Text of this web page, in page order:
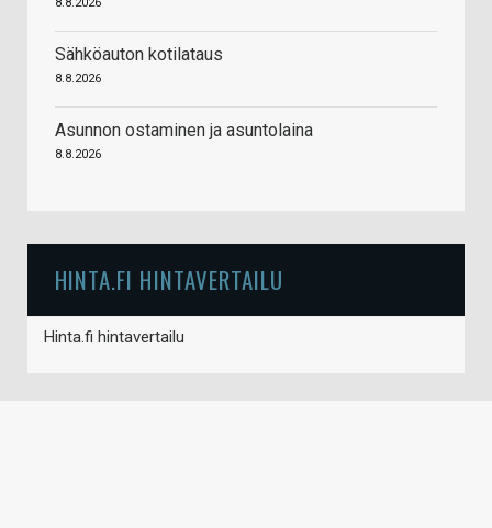
8.8.2026
Sähköauton kotilataus
8.8.2026
Asunnon ostaminen ja asuntolaina
8.8.2026
HINTA.FI HINTAVERTAILU
Hinta.fi hintavertailu